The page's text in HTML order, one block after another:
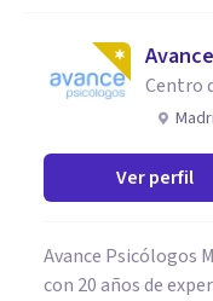
Centro
Ver perfil
Avance Psicólogos
con 20 años de